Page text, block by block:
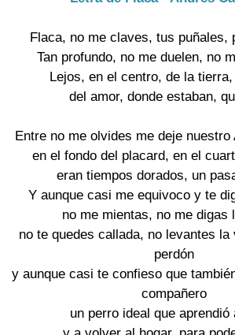
Flaca, no me claves, tus puñales,
Tan profundo, no me duelen, no
Lejos, en el centro, de la
del amor, donde estaban,
Entre no me olvides me deje nuestro
en el fondo del placard, en el
eran tiempos dorados, un
Y aunque casi me equivoco y te
no me mientas, no me digas
no te quedes callada, no levantes la
perdón
y aunque casi te confieso que
compañero
un perro ideal que aprendió